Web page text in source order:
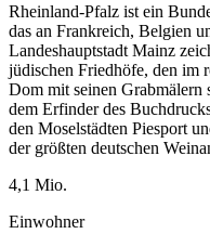
Rheinland-Pfalz ist ein
das an Frankreich, Belgien
Landeshauptstadt Mainz
jüdischen Friedhöfe, den im
Dom mit seinen Grabmälern
dem Erfinder des
den Moselstädten Piesport
der größten deutschen
4,1 Mio.
Einwohner